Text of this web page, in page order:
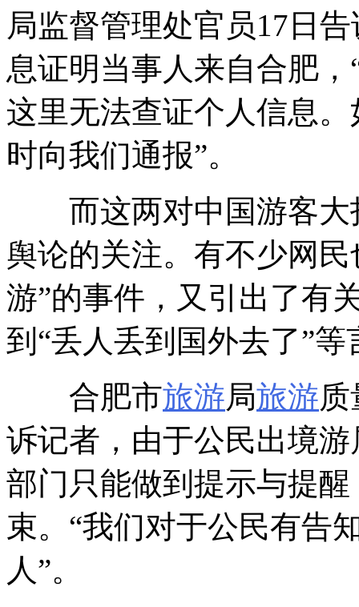
局监督管理处官员17日
息证明当事人来自合肥
这里无法查证个人信息
时向我们通报”。
而这两对中国游客大
舆论的关注。有不少网
游”的事件，又引出了有
到“丢人丢到国外去了”等
合肥市旅游局旅游
诉记者，由于公民出境
部门只能做到提示与提
束。“我们对于公民有告
人”。